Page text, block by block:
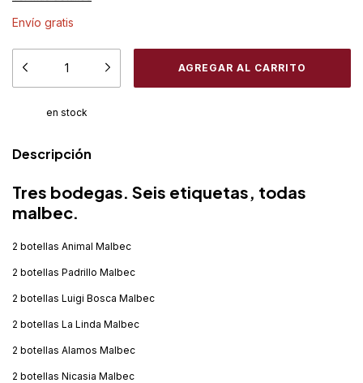
Envío gratis
en stock
Descripción
Tres bodegas. Seis etiquetas, todas
malbec.
2 botellas Animal Malbec
2 botellas Padrillo Malbec
2 botellas Luigi Bosca Malbec
2 botellas La Linda Malbec
2 botellas Alamos Malbec
2 botellas Nicasia Malbec